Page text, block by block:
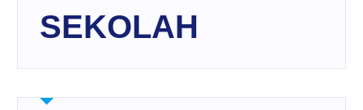
SEKOLAH